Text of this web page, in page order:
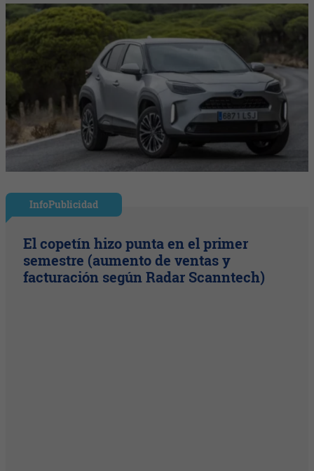
InfoPublicidad
El copetín hizo punta en el primer
semestre (aumento de ventas y
facturación según Radar Scanntech)